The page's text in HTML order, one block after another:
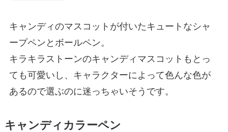
キャンディのマスコットが付いたキュートなシャ
ープペンとボールペン。
キラキラストーンのキャンディマスコットもとっ
ても可愛いし、キャラクターによって色んな色が
あるので選ぶのに迷っちゃいそうです。
キャンディカラーペン